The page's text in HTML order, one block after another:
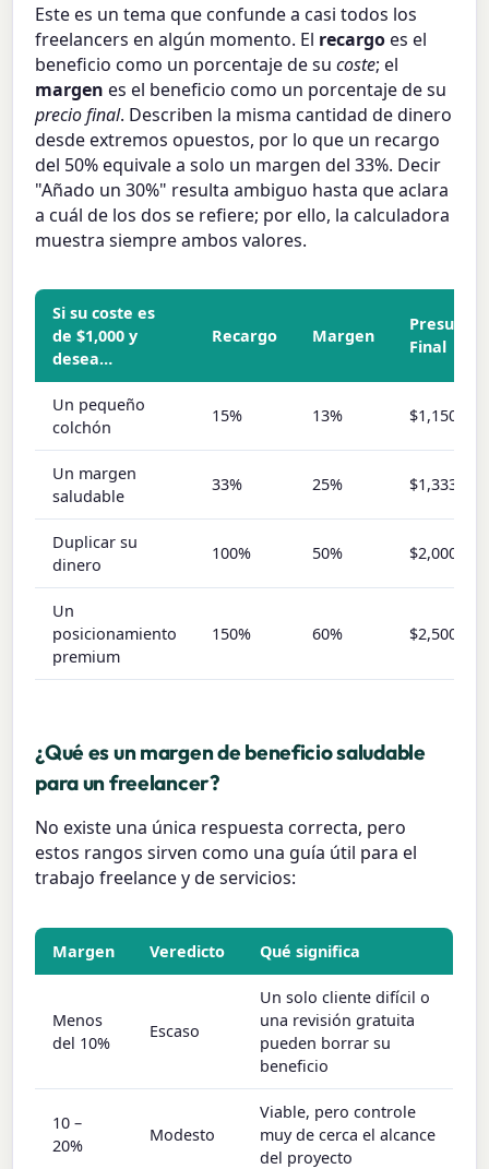
Este es un tema que confunde a casi todos los
freelancers en algún momento. El recargoes el
beneficio como un porcentaje de sucoste; el
margen es el beneficio como un porcentaje de su
precio final. Describen la misma cantidad de dinero
desde extremos opuestos, por lo que un recargo
del 50% equivale a solo un margen del 33%. Decir
"Añado un 30%" resulta ambiguo hasta que aclara
a cuál de los dos se refiere; por ello, la calculadora
muestra siempre ambos valores.
Si su coste es
de $1,000 y
desea…
Recargo Margen
Final
Un pequeño
colchón
15% 13% $1,150
Un margen
saludable
33% 25% $1,333
Duplicar su
dinero
100% 50% $2,000
Un
posicionamiento
premium
150% 60% $2,500
¿Qué es un margen de beneficio saludable
para un freelancer?
No existe una única respuesta correcta, pero
estos rangos sirven como una guía útil para el
trabajo freelance y de servicios:
Margen Veredicto Qué significa
Menos
del 10%
Escaso
Un solo cliente difícil o
una revisión gratuita
pueden borrar su
beneficio
10 –
20%
Modesto
Viable, pero controle
muy de cerca el alcance
del proyecto